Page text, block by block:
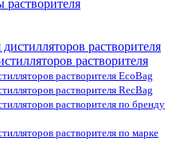
растворителя
растворителя
растворителя EcoBag
растворителя RecBag
растворителя по бренду
растворителя по марке